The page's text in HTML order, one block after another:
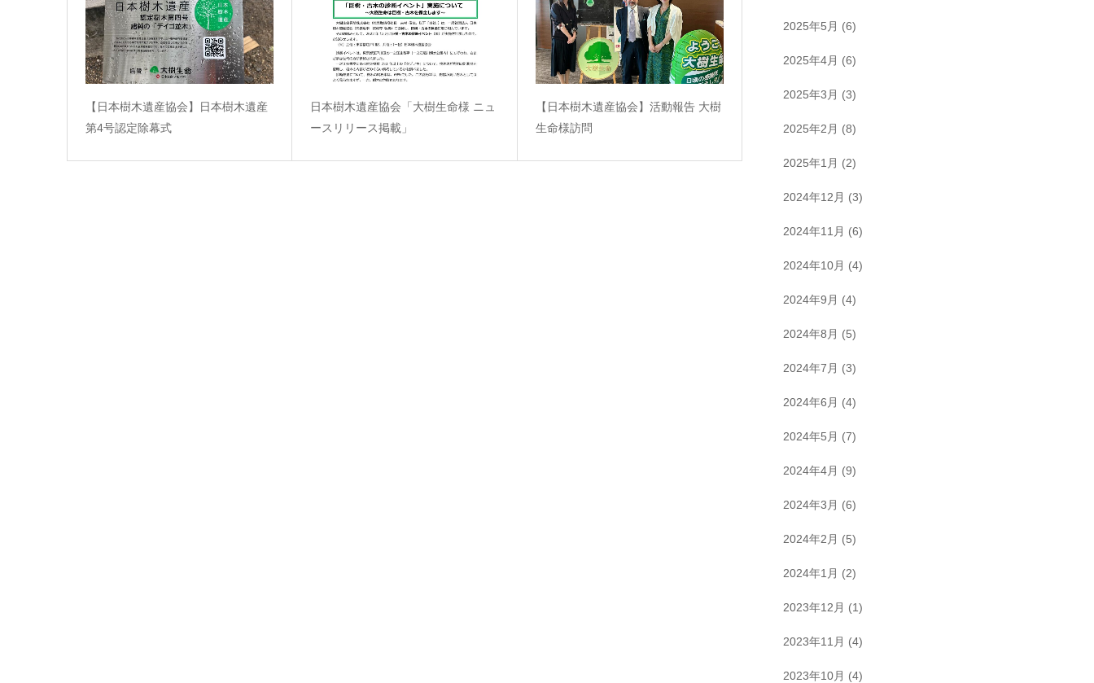
【日本樹木遺産協会】日本樹木遺産
第4号認定除幕式
日本樹木遺産協会「大樹生命様 ニュ
ースリリース掲載」
【日本樹木遺産協会】活動報告 大樹
生命様訪問
2025年5月 (6)
2025年4月 (6)
2025年3月 (3)
2025年2月 (8)
2025年1月 (2)
2024年12月 (3)
2024年11月 (6)
2024年10月 (4)
2024年9月 (4)
2024年8月 (5)
2024年7月 (3)
2024年6月 (4)
2024年5月 (7)
2024年4月 (9)
2024年3月 (6)
2024年2月 (5)
2024年1月 (2)
2023年12月 (1)
2023年11月 (4)
2023年10月 (4)